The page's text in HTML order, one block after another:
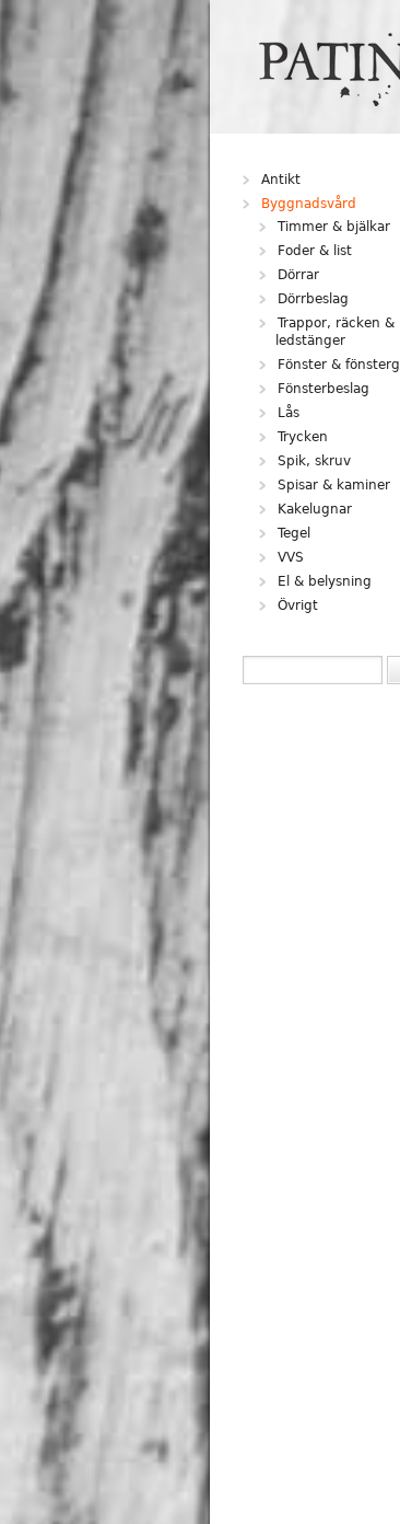
Hoppa till huvudinnehåll
Antikt
Byggnadsvård
Timmer & bjälkar
Foder & list
Dörrar
Dörrbeslag
Trappor, räcken &
ledstänger
Fönster &
Fönsterbeslag
Lås
Trycken
Spik, skruv
Spisar & kaminer
Kakelugnar
Tegel
VVS
El & belysning
Övrigt